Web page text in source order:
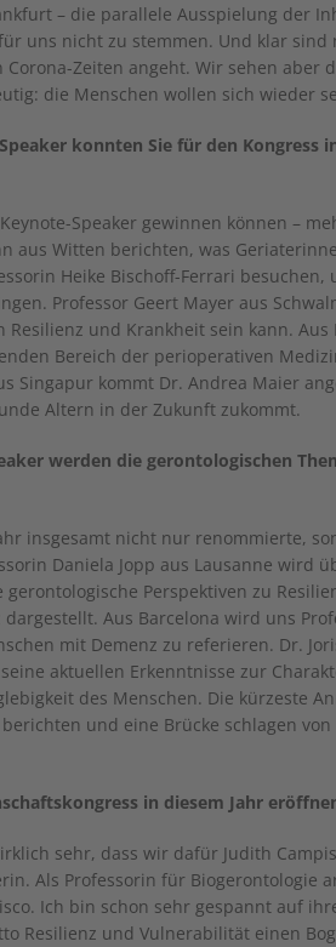
– die parallele Ausspielung der
uns nicht zu stemmen. Und klar sind
Zeiten angeht. Wir sehen aber
die Menschen wollen sich wieder
konnten Sie für den Kongress
Speaker gewinnen können –
aus Witten berichten, was
Heike Bischoff-Ferrari besuchen,
Professor Geert Mayer aus
und Krankheit sein kann. Aus
Bereich der perioperativen
Singapur kommt Dr. Andrea Maier
Altern in der Zukunft zukommt.
werden die gerontologischen
insgesamt nicht nur renommierte,
Daniela Jopp aus Lausanne wird
Perspektiven zu
Aus Barcelona wird uns
mit Demenz zu referieren. Dr.
aktuellen Erkenntnisse zur
des Menschen. Die kürzeste
und eine Brücke schlagen
in diesem Jahr
sehr, dass wir dafür Judith
Als Professorin für Biogerontologie
Ich bin schon sehr gespannt auf
Resilienz und Vulnerabilität einen